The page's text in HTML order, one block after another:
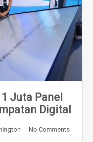
Juta Panel
Digital
No Comments